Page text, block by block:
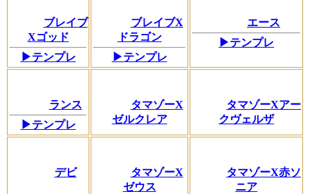
ブレイブ
Xゴッド
▶テンプレ
ブレイブX
ドラゴン
▶テンプレ
エース
▶テンプレ
ランス
▶テンプレ
タマゾーX
ゼルクレア
タマゾーXアー
クヴェルザ
デビ
タマゾーX
ゼウス
タマゾーX赤ソ
ニア